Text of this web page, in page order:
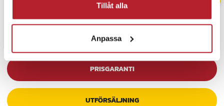
Tillåt alla
Anpassa
PRISGARANTI
UTFÖRSÄLJNING